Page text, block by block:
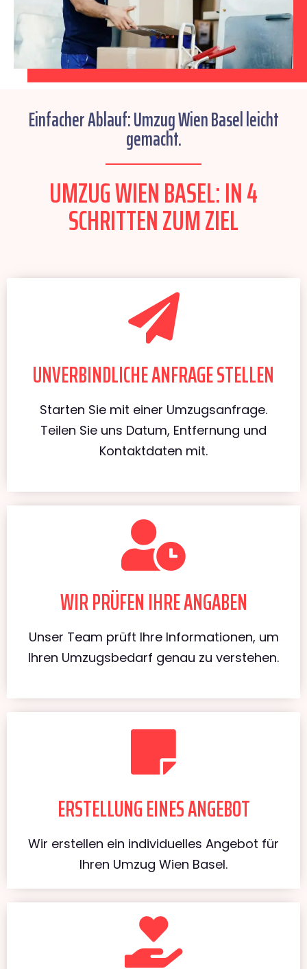
Einfacher Ablauf: Umzug Wien Basel leicht
gemacht.
UMZUG WIEN BASEL: IN 4
SCHRITTEN ZUM ZIEL
UNVERBINDLICHE ANFRAGE STELLEN
Starten Sie mit einer Umzugsanfrage.
Teilen Sie uns Datum, Entfernung und
Kontaktdaten mit.
WIR PRÜFEN IHRE ANGABEN
Unser Team prüft Ihre Informationen, um
Ihren Umzugsbedarf genau zu verstehen.
ERSTELLUNG EINES ANGEBOT
Wir erstellen ein individuelles Angebot für
Ihren Umzug Wien Basel.